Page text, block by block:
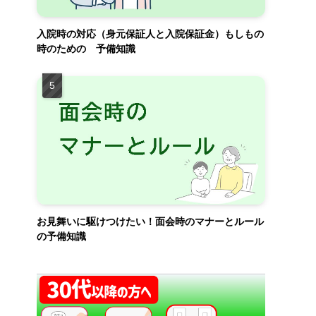
入院時の対応（身元保証人と入院保証金）もしもの
時のための 予備知識
お見舞いに駆けつけたい！面会時のマナーとルール
の予備知識